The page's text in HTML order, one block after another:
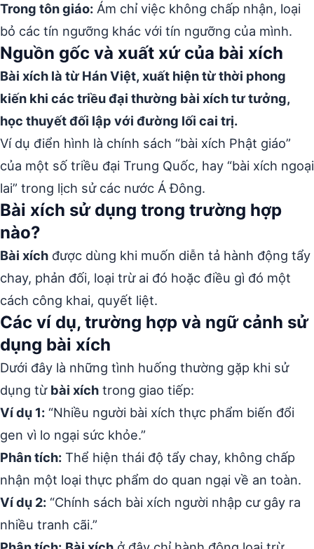
Trong tôn giáo: Ám chỉ việc không chấp nhận, loại
bỏ các tín ngưỡng khác với tín ngưỡng của mình.
Nguồn gốc và xuất xứ của bài xích
Bài xích là từ Hán Việt, xuất hiện từ thời phong
kiến khi các triều đại thường bài xích tư tưởng,
học thuyết đối lập với đường lối cai trị.
Ví dụ điển hình là chính sách “bài xích Phật giáo”
của một số triều đại Trung Quốc, hay “bài xích ngoại
lai” trong lịch sử các nước Á Đông.
Bài xích sử dụng trong trường hợp
nào?
Bài xích được dùng khi muốn diễn tả hành động tẩy
chay, phản đối, loại trừ ai đó hoặc điều gì đó một
cách công khai, quyết liệt.
Các ví dụ, trường hợp và ngữ cảnh sử
dụng bài xích
Dưới đây là những tình huống thường gặp khi sử
dụng từ bài xích trong giao tiếp:
Ví dụ 1: “Nhiều người bài xích thực phẩm biến đổi
gen vì lo ngại sức khỏe.”
Phân tích: Thể hiện thái độ tẩy chay, không chấp
nhận một loại thực phẩm do quan ngại về an toàn.
Ví dụ 2: “Chính sách bài xích người nhập cư gây ra
nhiều tranh cãi.”